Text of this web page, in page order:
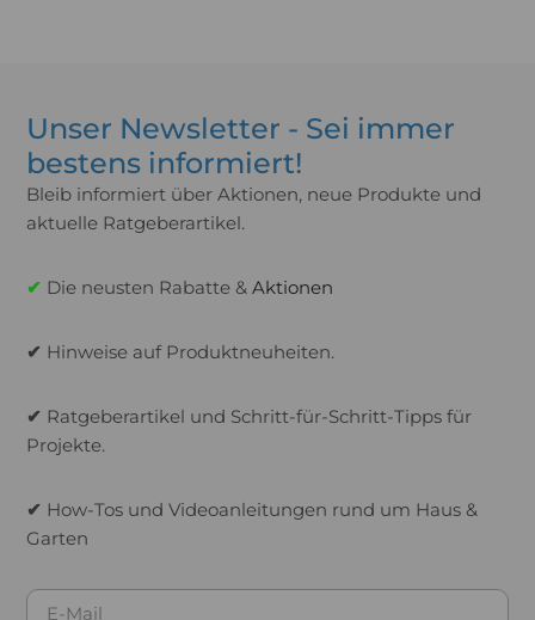
Unser Newsletter - Sei immer
bestens informiert!
Bleib informiert über Aktionen, neue Produkte und
aktuelle Ratgeberartikel.
✔ Die neusten Rabatte &Aktionen
✔ Hinweise auf Produktneuheiten.
✔ Ratgeberartikel und Schritt-für-Schritt-Tipps für
Projekte.
✔ How-Tos und Videoanleitungen rund um Haus &
Garten